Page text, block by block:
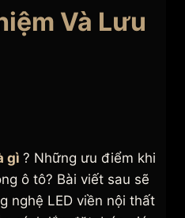
Và Lưu
gì ? Những ưu điểm khi
ô tô? Bài viết sau sẽ
nghệ LED viền nội thất